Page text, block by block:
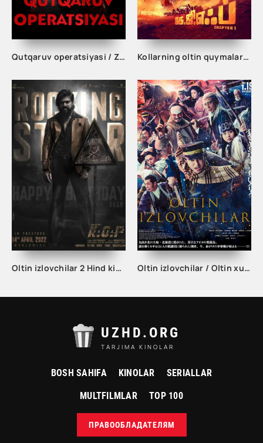
Qutqaruv operatsiyasi / Zarbali qutqaruv / Qutqaruv zarbasi Xitoy filmi Uzbek tilida O'zbekcha 2024 tarjima kino Full HD skachat Kollarning oltin quymalari 1 / Oltin izlovchilar Hind kino Uzbek tilida 2018 tarjima kino HD skachat
Oltin izlovchilar 2 Hind kino uzbek tilida Oltin izlovchilar / Oltin xudolik / Oltin Kamuy Yaponiya filmi Uzbek tilida 2024 tarjima kino HD
UZHD.ORG
TARJIMA KINOLAR
BOSH SAHIFA KINOLAR SERIALLAR
MULTFILMLAR TOP 100
ПРАВООБЛАДАТЕЛЯМ